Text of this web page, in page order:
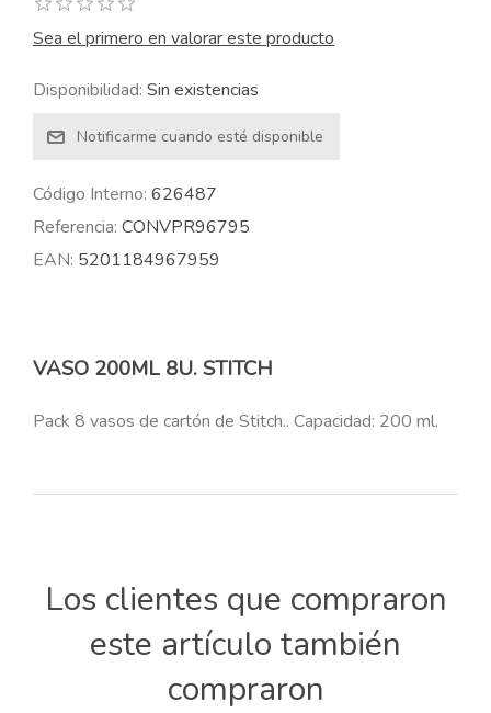
Sea el primero en valorar este producto
Disponibilidad: Sin existencias
Código Interno: 626487
Referencia: CONVPR96795
EAN: 5201184967959
VASO 200ML 8U. STITCH
Pack 8 vasos de cartón de Stitch.. Capacidad: 200 ml.
Los clientes que compraron
este artículo también
compraron